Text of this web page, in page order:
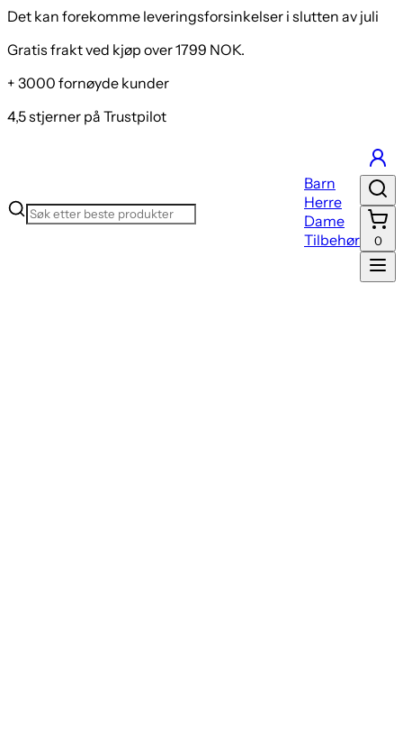
Det kan forekomme leveringsforsinkelser i slutten av juli
Gratis frakt ved kjøp over 1799 NOK.
+ 3000 fornøyde kunder
4,5 stjerner på Trustpilot
Barn
Herre
Dame
Tilbehør
0